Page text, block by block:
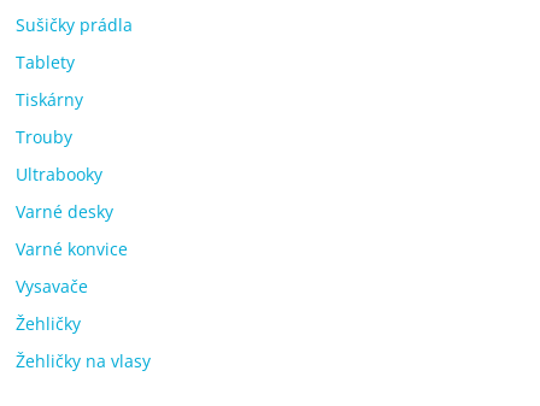
Sušičky prádla
Tablety
Tiskárny
Trouby
Ultrabooky
Varné desky
Varné konvice
Vysavače
Žehličky
Žehličky na vlasy